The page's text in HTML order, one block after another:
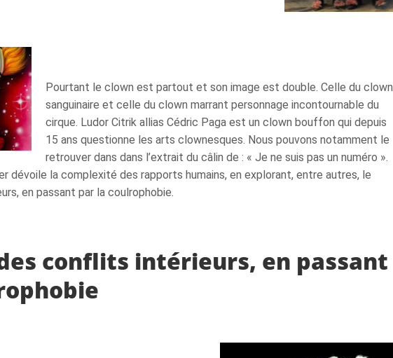
Pourtant le clown est partout et son image est double. Celle du clown
sanguinaire et celle du clown marrant personnage incontournable du
cirque. Ludor Citrik allias Cédric Paga est un clown bouffon qui depuis
15 ans questionne les arts clownesques. Nous pouvons notamment le
retrouver dans dans l’extrait du câlin de : « Je ne suis pas un numéro ».
dévoile la complexité des rapports humains, en explorant, entre autres, le
en passant par la coulrophobie.
conflits intérieurs, en passant